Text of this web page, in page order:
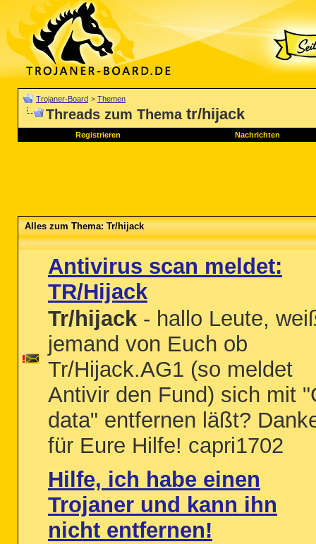
Trojaner-Board > Themen
Threads zum Thema tr/hijack
Registrieren Nachrichten
Alles zum Thema: Tr/hijack
Antivirus scan meldet:
TR/Hijack
Tr/hijack - hallo Leute,
jemand von Euch ob
Tr/Hijack.AG1 (so meldet
Antivir den Fund) sich mit
data" entfernen läßt?
für Eure Hilfe! capri1702
Hilfe, ich habe einen
Trojaner und kann ihn
nicht entfernen!